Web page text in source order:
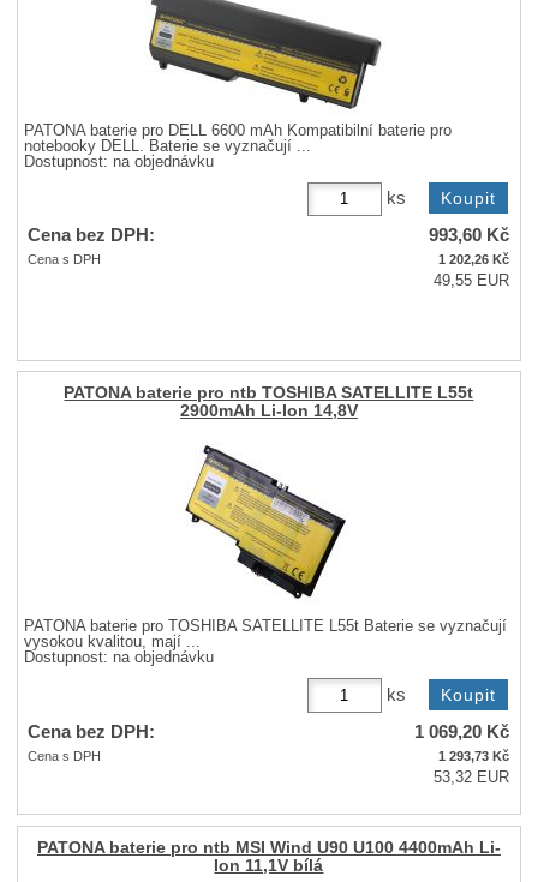
PATONA baterie pro DELL 6600 mAh Kompatibilní baterie pro
notebooky DELL. Baterie se vyznačují ...
Dostupnost: na objednávku
ks
Cena bez DPH: 993,60 Kč
Cena s DPH 1 202,26 Kč
49,55 EUR
PATONA baterie pro ntb TOSHIBA SATELLITE L55t
2900mAh Li-Ion 14,8V
PATONA baterie pro TOSHIBA SATELLITE L55t Baterie se vyznačují
vysokou kvalitou, mají ...
Dostupnost: na objednávku
ks
Cena bez DPH: 1 069,20 Kč
Cena s DPH 1 293,73Kč
53,32 EUR
PATONA baterie pro ntb MSI Wind U90 U100 4400mAh Li-
Ion 11,1V bílá